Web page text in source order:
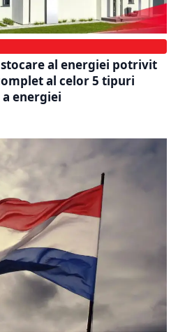
al energiei potrivit
al celor 5 tipuri
energiei